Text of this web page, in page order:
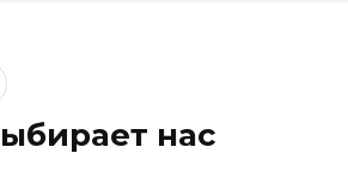
ыбирает нас